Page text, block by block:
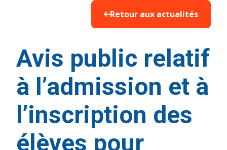
Retour aux actualités
Avis public relatif
à l’admission et à
l’inscription des
élèves pour